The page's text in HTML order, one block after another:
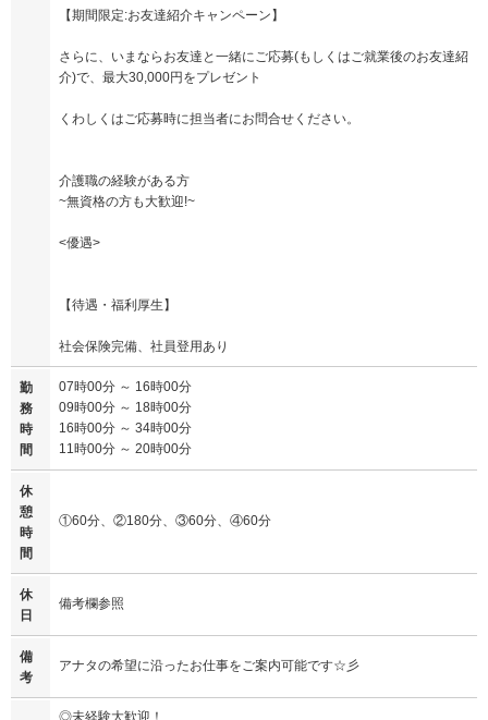
【期間限定:お友達紹介キャンペーン】
さらに、いまならお友達と一緒にご応募(もしくはご就業後のお友達紹
介)で、最大30,000円をプレゼント
くわしくはご応募時に担当者にお問合せください。
介護職の経験がある方
~無資格の方も大歓迎!~
<優遇>
【待遇・福利厚生】
社会保険完備、社員登用あり
勤
務
時
間
07時00分 ～ 16時00分
09時00分 ～ 18時00分
16時00分 ～ 34時00分
11時00分 ～ 20時00分
休
憩
時
間
①60分、②180分、③60分、④60分
休
日
備考欄参照
備
考
アナタの希望に沿ったお仕事をご案内可能です☆彡